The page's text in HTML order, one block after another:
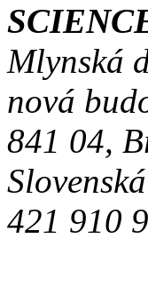
Mlynská
nová
841 04,
421 910